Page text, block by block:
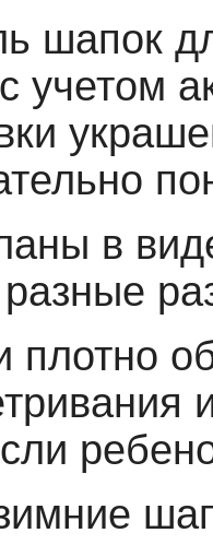
шапок
учетом
в
плотно